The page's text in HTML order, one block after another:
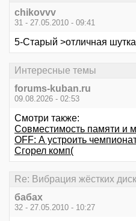
chikovvv
31 - 27.05.2010 - 09:41
5-Старый >отличная
Интересные темы
forums-kuban.ru
09.08.2026 - 02:53
Смотри также:
Совместимость памяти и
OFF: А устроить
Сгорел комп(
Re: Вибрация жёстких
бабах
32 - 27.05.2010 - 10:27